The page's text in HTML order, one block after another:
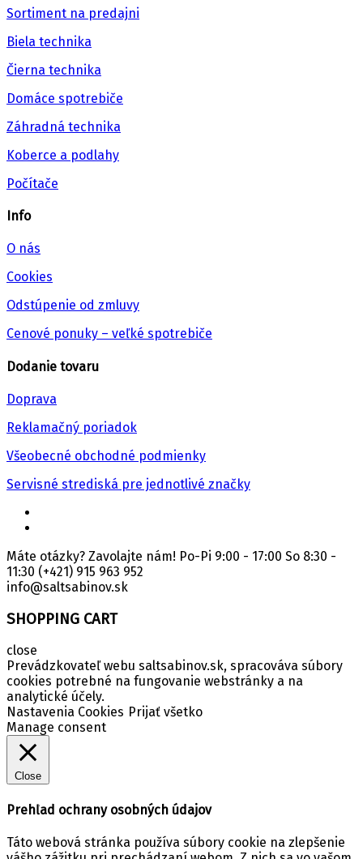
Sortiment na predajni
Biela technika
Čierna technika
Domáce spotrebiče
Záhradná technika
Koberce a podlahy
Počítače
Info
O nás
Cookies
Odstúpenie od zmluvy
Cenové ponuky – veľké spotrebiče
Dodanie tovaru
Doprava
Reklamačný poriadok
Všeobecné obchodné podmienky
Servisné strediská pre jednotlivé značky
Máte otázky? Zavolajte nám! Po-Pi 9:00 - 17:00 So 8:30 -
11:30 (+421) 915 963 952
info@saltsabinov.sk
SHOPPING CART
close
Prevádzkovateľ webu saltsabinov.sk, spracováva súbory
cookies potrebné na fungovanie webstránky a na
analytické účely.
Nastavenia Cookies Prijať všetko
Manage consent
Close
Prehľad ochrany osobných údajov
Táto webová stránka používa súbory cookie na zlepšenie